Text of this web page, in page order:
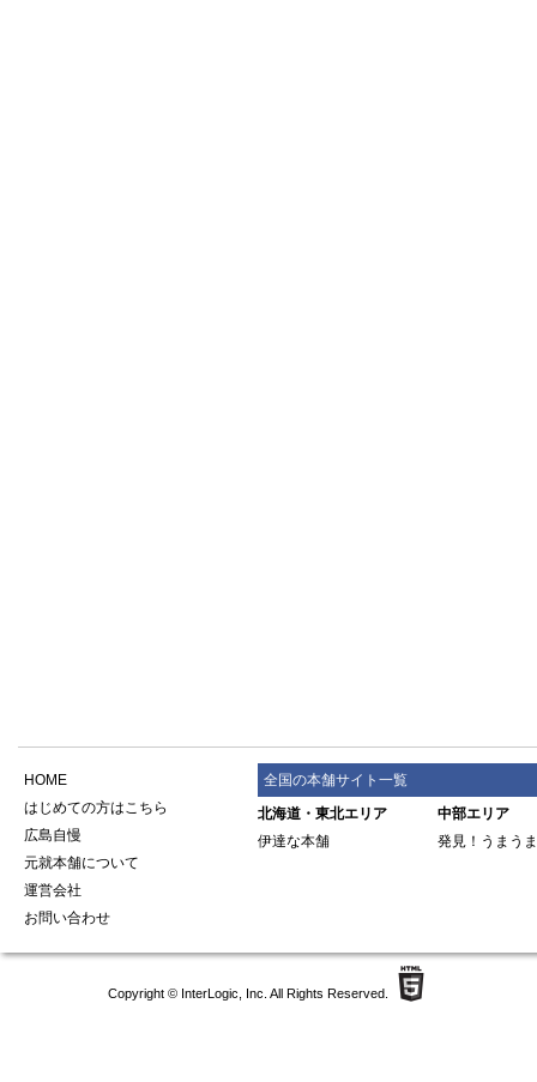
HOME
はじめての方はこちら
広島自慢
元就本舗について
運営会社
お問い合わせ
全国の本舗サイト一覧
北海道・東北エリア
伊達な本舗
中部エリア
発見！うまう
Copyright © InterLogic, Inc. All Rights Reserved.